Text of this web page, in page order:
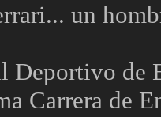
un
Deportivo de
Carrera de